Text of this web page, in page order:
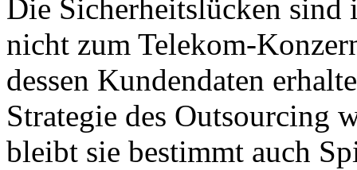
Die Sicherheitslücken sind
nicht zum Telekom-
dessen Kundendaten
Strategie des Outsourcing
bleibt sie bestimmt auch